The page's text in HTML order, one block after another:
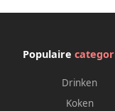
Populaire
Drinken
Koken